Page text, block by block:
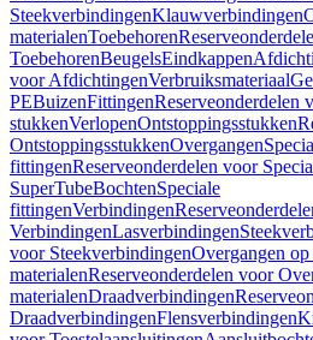
SteekverbindingenKlauwverbindingen
materialenToebehoren
ToebehorenBeugelsEindkappen
voor AfdichtingenVerbruiksmateriaal
PEBuizenFittingenReserveonderdelen
stukkenVerlopenOntstoppingsstukken
OntstoppingsstukkenOvergangen
fittingenReserveonderdelen voor
SuperTubeBochtenSpeciale
fittingenVerbindingen
VerbindingenLasverbindingen
voor SteekverbindingenOvergangen op
materialenReserveonderdelen voor
materialenDraadverbindingen
DraadverbindingenFlensverbindingen